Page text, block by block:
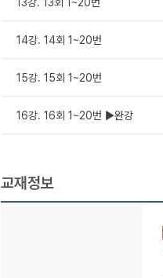
14강. 14회 1~20번
15강. 15회 1~20번
16강. 16회 1~20번 ▶완강
교재정보